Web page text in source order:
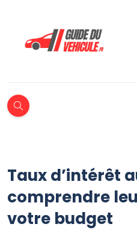
Taux d’intérêt
comprendre
votre budget